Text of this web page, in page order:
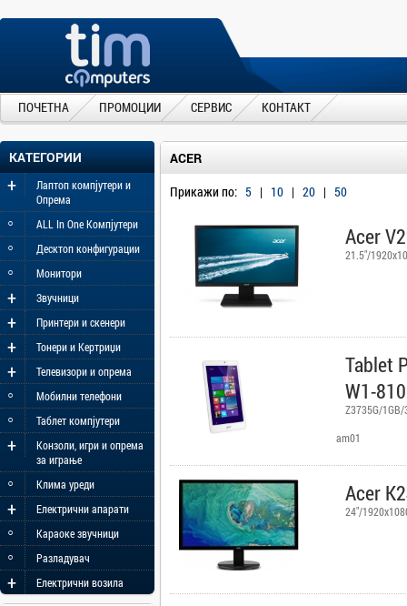
ПОЧЕТНА ПРОМОЦИИ СЕРВИС КОНТАКТ
КАТЕГОРИИ
Лаптоп компјутери и
Опрема
+
ALL In One Компјутери
◦
Десктоп конфигурации
◦
Монитори
◦
Звучници
+
Принтери и скенери
+
Тонери и Кертриџи
+
Телевизори и опрема
+
Мобилни телефони
◦
Таблет компјутери
◦
Конзоли, игри и опрема
за играње
+
Клима уреди
◦
Електрични апарати
+
Караоке звучници
◦
Разладувач
◦
Електрични возила
+
ACER
Прикажи по: 5 | 10 | 20 | 50
Acer
21.5"/
Tablet
W1-810
Z3735G/
am01
Acer
24"/